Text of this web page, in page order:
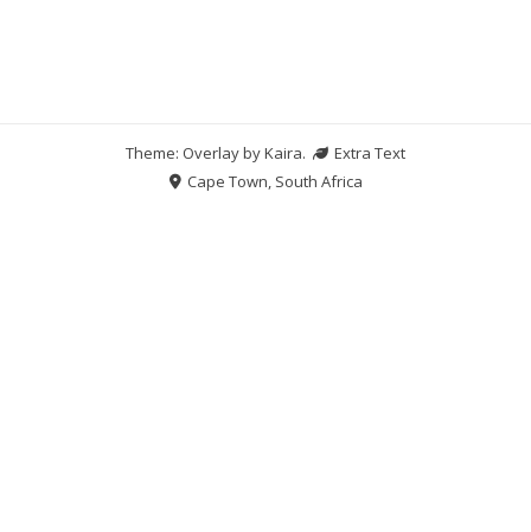
Theme: Overlay byKaira.
Extra Text
Cape Town, South Africa